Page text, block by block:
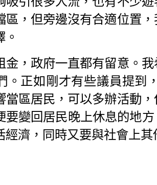
區，但旁邊沒有合適位置
金，政府一直都有留意。
。正如剛才有些議員提到
當區居民，可以多辦活動
要變回居民晚上休息的地
經濟，同時又要與社會上